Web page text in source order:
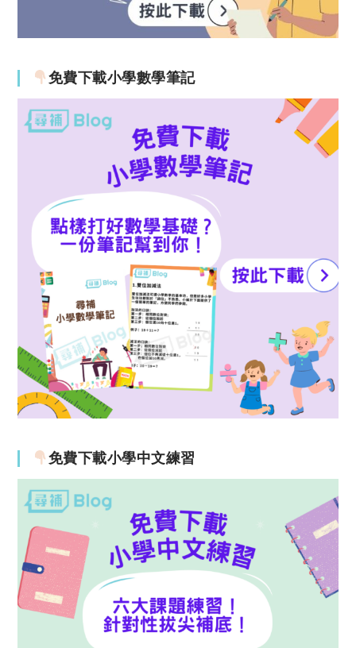
免費下載小學數學筆記
免費下載小學中文練習